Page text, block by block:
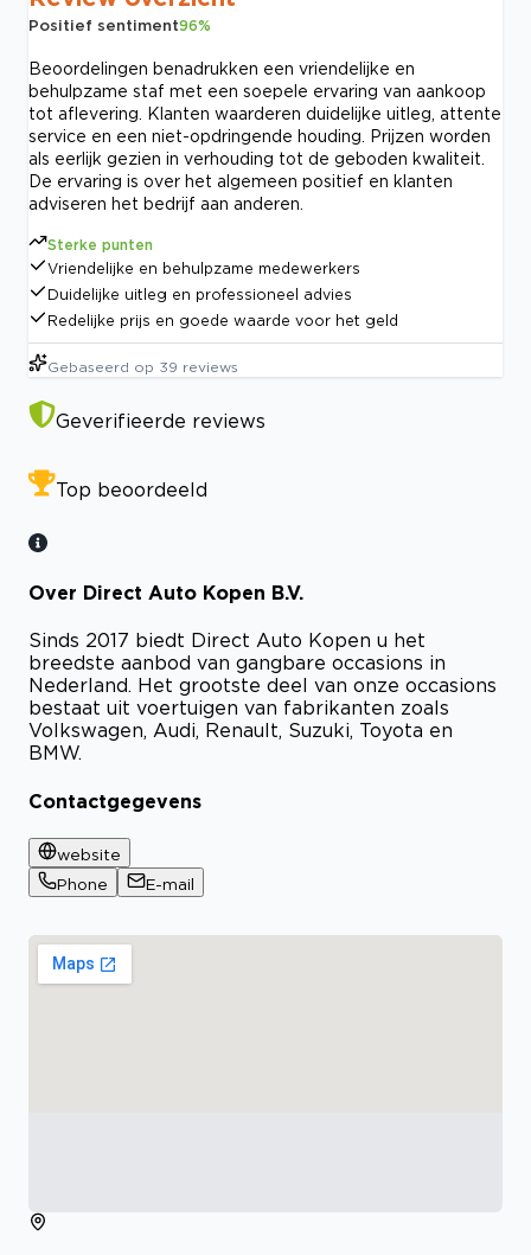
Positief sentiment96%
Beoordelingen benadrukken een vriendelijke en
behulpzame staf met een soepele ervaring van aankoop
tot aflevering. Klanten waarderen duidelijke uitleg, attente
service en een niet-opdringende houding. Prijzen worden
als eerlijk gezien in verhouding tot de geboden kwaliteit.
De ervaring is over het algemeen positief en klanten
adviseren het bedrijf aan anderen.
Sterke punten
Vriendelijke en behulpzame medewerkers
Duidelijke uitleg en professioneel advies
Redelijke prijs en goede waarde voor het geld
Gebaseerd op 39 reviews
Geverifieerde reviews
Top beoordeeld
Over Direct Auto Kopen B.V.
Sinds 2017 biedt Direct Auto Kopen u het
breedste aanbod van gangbare occasions in
Nederland. Het grootste deel van onze occasions
bestaat uit voertuigen van fabrikanten zoals
Volkswagen, Audi, Renault, Suzuki, Toyota en
BMW.
Contactgegevens
website
Phone
E-mail